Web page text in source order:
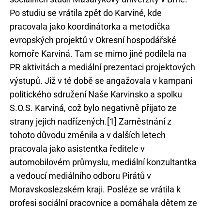
Po studiu se vrátila zpět do Karviné, kde
pracovala jako koordinátorka a metodička
evropských projektů v Okresní hospodářské
komoře Karviná. Tam se mimo jiné podílela na
PR aktivitách a mediální prezentaci projektových
výstupů. Již v té době se angažovala v kampani
politického sdružení Naše Karvinsko a spolku
S.O.S. Karviná, což bylo negativně přijato ze
strany jejich nadřízených.[1] Zaměstnání z
tohoto důvodu změnila a v dalších letech
pracovala jako asistentka ředitele v
automobilovém průmyslu, mediální konzultantka
a vedoucí mediálního odboru Pirátů v
Moravskoslezském kraji. Posléze se vrátila k
profesi sociální pracovnice a pomáhala dětem ze